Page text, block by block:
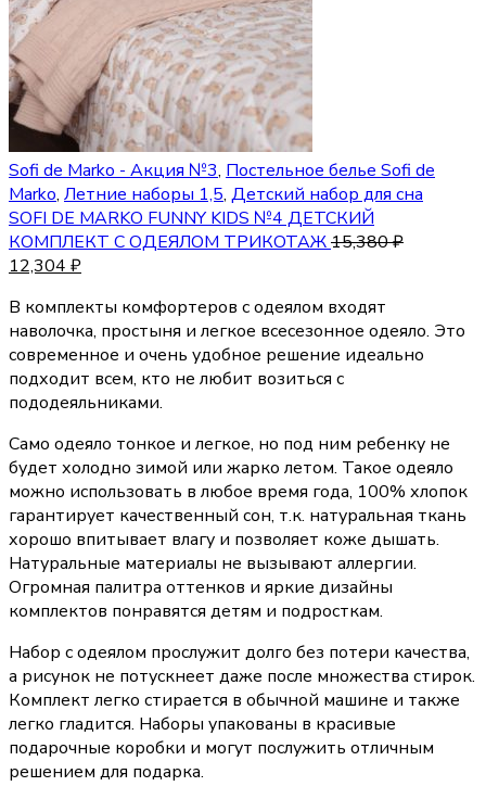
Sofi de Marko - Акция №3, Постельное белье Sofi de
Marko, Летние наборы 1,5, Детский набор для сна
SOFI DE MARKO FUNNY KIDS №4 ДЕТСКИЙ
КОМПЛЕКТ С ОДЕЯЛОМ ТРИКОТАЖ15,380₽
12,304 ₽
В комплекты комфортеров с одеялом входят
наволочка, простыня и легкое всесезонное одеяло. Это
современное и очень удобное решение идеально
подходит всем, кто не любит возиться с
пододеяльниками.
Само одеяло тонкое и легкое, но под ним ребенку не
будет холодно зимой или жарко летом. Такое одеяло
можно использовать в любое время года, 100% хлопок
гарантирует качественный сон, т.к. натуральная ткань
хорошо впитывает влагу и позволяет коже дышать.
Натуральные материалы не вызывают аллергии.
Огромная палитра оттенков и яркие дизайны
комплектов понравятся детям и подросткам.
Набор с одеялом прослужит долго без потери качества,
а рисунок не потускнеет даже после множества стирок.
Комплект легко стирается в обычной машине и также
легко гладится. Наборы упакованы в красивые
подарочные коробки и могут послужить отличным
решением для подарка.